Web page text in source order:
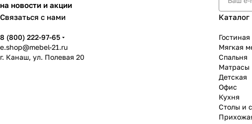
на новости и акции
Связаться с нами
8 (800) 222-97-65
e.shop@mebel-21.ru
г. Канаш, ул. Полевая 20
Каталог
Гостиная
Мягкая
Спальня
Матрасы
Детская
Офис
Кухня
Столы и